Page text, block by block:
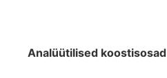
Analüütilised koostisosad